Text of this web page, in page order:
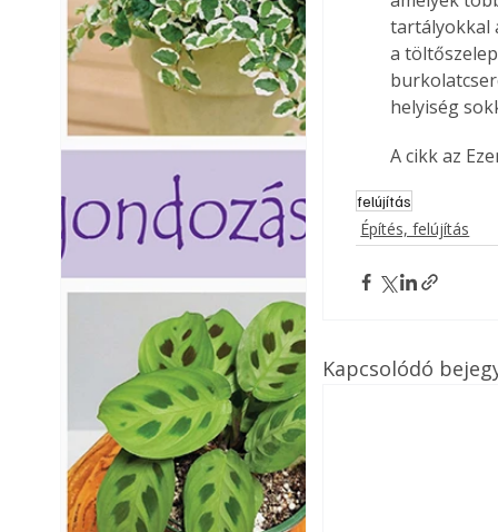
tartályokkal
a
helyiség
A cikk az
felújítás
Építés, felújítás
Kapcsolódó